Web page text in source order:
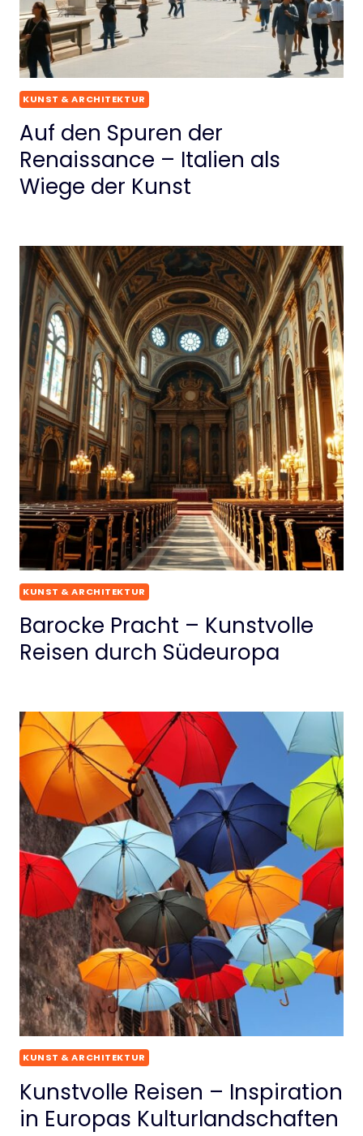
KUNST & ARCHITEKTUR
Auf den Spuren der
Renaissance – Italien als
Wiege der Kunst
KUNST & ARCHITEKTUR
Barocke Pracht – Kunstvolle
Reisen durch Südeuropa
KUNST & ARCHITEKTUR
Kunstvolle Reisen – Inspiration
in Europas Kulturlandschaften